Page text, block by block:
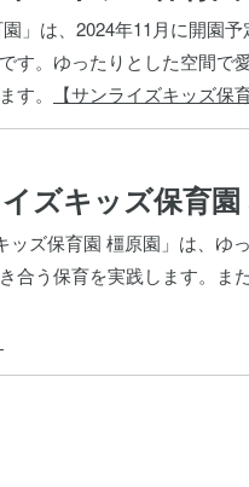
」は、2024年11月に開園
す。ゆったりとした空間
す。
【サンライズキッズ保
ズキッズ保育
ッズ保育園 橿原園」は、
合う保育を実践します。